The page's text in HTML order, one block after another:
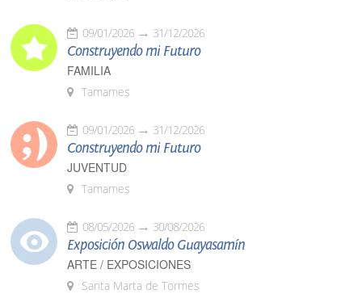
09/01/2026 31/12/2026
Construyendo mi Futuro
FAMILIA
Tamames
09/01/2026 31/12/2026
Construyendo mi Futuro
JUVENTUD
Tamames
08/05/2026 30/08/2026
Exposición Oswaldo Guayasamín
ARTE / EXPOSICIONES
Santa Marta de Tormes